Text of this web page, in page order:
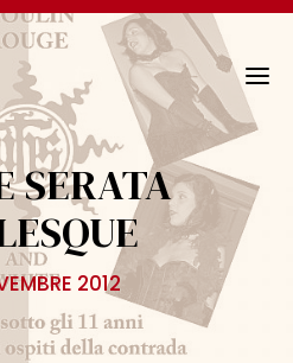
N
SERATA
2012